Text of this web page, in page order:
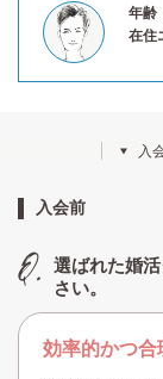
年齢
在住
入
入会前
選ばれた婚
さい。
効率的かつ合